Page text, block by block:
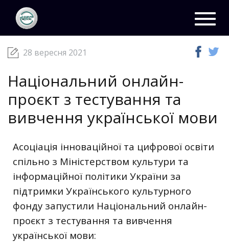
ЦКС
28 вересня 2021
Національний онлайн-
проєкт з тестування та
вивчення української мови
Асоціація інноваційної та цифрової освіти
спільно з Міністерством культури та
інформаційної політики України за
підтримки Українського культурного
фонду запустили Національний онлайн-
проєкт з тестування та вивчення
української мови: